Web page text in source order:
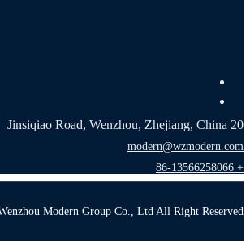
20 Jinsiqiao Road, Wenzhou, Zhejiang, China
modern@wzmodern.com
+ 86-13566258066
Modern Group Co., Ltd All Right Reserved